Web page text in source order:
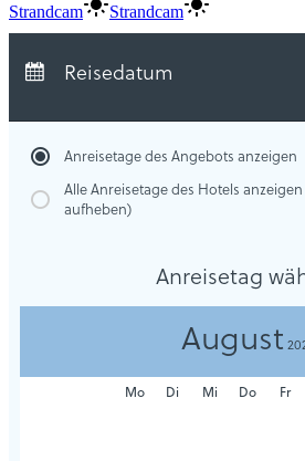
Strandcam Strandcam
Abreise:keine Auswahl
Reisedatum
Anreisetage des Angebots anzeigen
Alle Anreisetage des Hotels
aufheben)
Anreisetag
August
Mo Di Mi Do Fr